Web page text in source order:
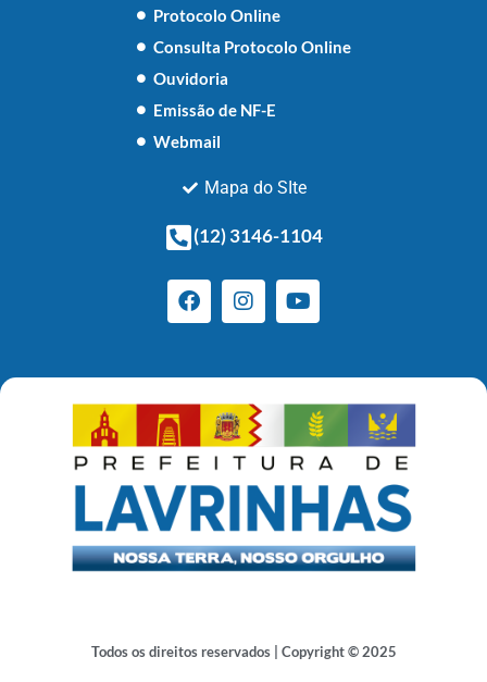
Protocolo Online
Consulta Protocolo Online
Ouvidoria
Emissão de NF-E
Webmail
Mapa do SIte
(12) 3146-1104
Todos os direitos reservados | Copyright © 2025